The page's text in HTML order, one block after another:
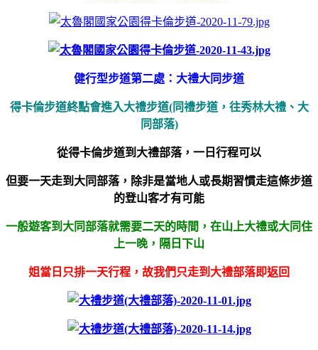
健行型步道第二處：大禮大同步道
得卡倫步道終點會進入大禮步道(同禮步道，往秀林大禮、大
同部落)
從得卡倫步道到大禮部落，一日行程可以
但要一天走到大同部落，除非是當地人或長期習慣走這條步道
的登山客才有可能
一般遊客到大同部落就需要二天的時間，在山上大禮或大同住
上一晚，隔日下山
姐當日只排一天行程，故我們只走到大禮部落即返回